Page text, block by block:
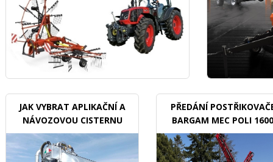
JAK VYBRAT APLIKAČNÍ A
NÁVOZOVOU CISTERNU
PŘEDÁNÍ
BARGAM MEC POLI 1600
BDX